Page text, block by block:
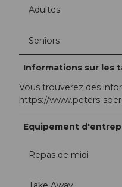
Adultes
Seniors
Informations sur les
Vous trouverez des
https://www.peters-
Equipement
Repas de midi